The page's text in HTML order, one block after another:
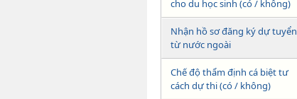
cho du học sinh (có / không)
Nhận hồ sơ đăng ký dự tuyển
từ nước ngoài
Chế độ thẩm định cá biệt tư
cách dự thi (có / không)